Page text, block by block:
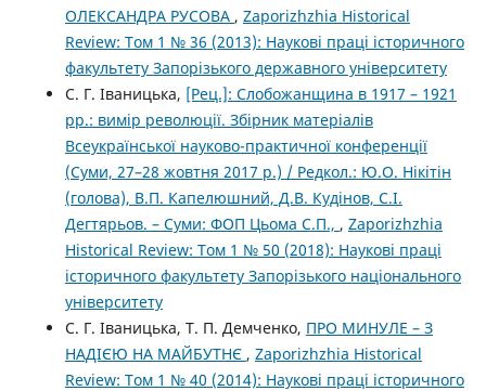
ОЛЕКСАНДРА РУСОВА , Zaporizhzhia Historical
Review: Том 1 № 36 (2013): Наукові праці історичного
факультету Запорізького державного університету
С. Г. Іваницька, [Рец.]: Слобожанщина в 1917 – 1921
рр.: вимір революції. Збірник матеріалів
Всеукраїнської науково-практичної конференції
(Суми, 27–28 жовтня 2017 р.) / Редкол.: Ю.О. Нікітін
(голова), В.П. Капелюшний, Д.В. Кудінов, С.І.
Дегтярьов. – Суми: ФОП Цьома С.П., , Zaporizhzhia
Historical Review: Том 1 № 50 (2018): Наукові праці
історичного факультету Запорізького національного
університету
С. Г. Іваницька, Т. П. Демченко, ПРО МИНУЛЕ – З
НАДІЄЮ НА МАЙБУТНЄ , Zaporizhzhia Historical
Review: Том 1 № 40 (2014): Наукові праці історичного